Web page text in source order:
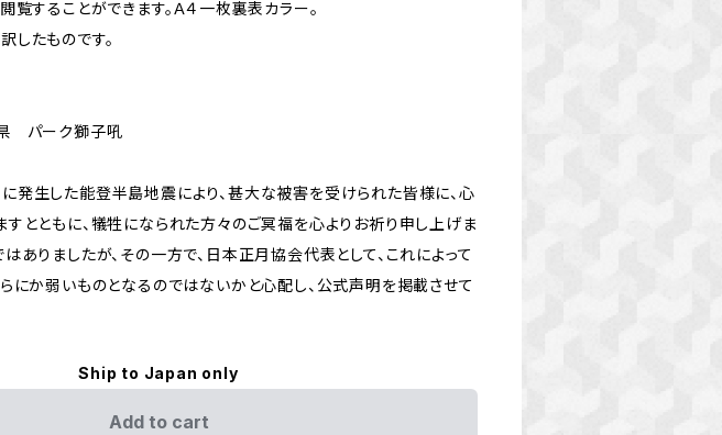
することができます。Ａ４一枚裏表カラー。
たものです。
パーク獅子吼
生した能登半島地震により、甚大な被害を受けられた皆様に、心
とともに、犠牲になられた方々のご冥福を心よりお祈り申し上げま
ありましたが、その一方で、日本正月協会代表として、これによって
にか弱いものとなるのではないかと心配し、公式声明を掲載させて
Ship to Japan only
Add to cart